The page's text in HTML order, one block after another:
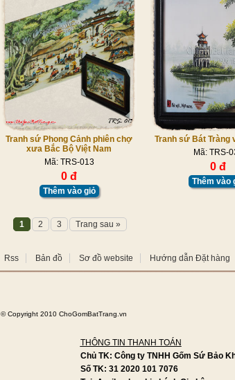
Tranh sứ Phong Cảnh phiên chợ
xưa Bắc Bộ Việt Nam
Mã: TRS-013
0 đ
Thêm vào giỏ
Tranh sứ Bát Tràng
Mã: TRS-
0 đ
Thêm vào
1 2 3 Trang sau »
Rss Bản đồ Sơ đồ website Hướng dẫn Đặt hàng
©Copyright 2010 ChoGomBatTrang.vn
THÔNG TIN THANH TOÁN
Chủ TK: Công ty TNHH Gốm Sứ Bảo
Số TK: 31 2020 101 7076